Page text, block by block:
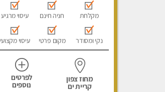
מקלחת חניה חינם עיסוי מרגיע
נקי ומסודר מקום פרטי עיסוי מקצועי
מחוז צפון
קריית ים
לפרטים
נוספים